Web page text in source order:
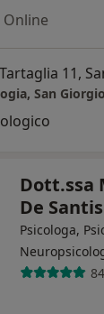
Online
San
Dott.ssa
De Santis
Psicologa,